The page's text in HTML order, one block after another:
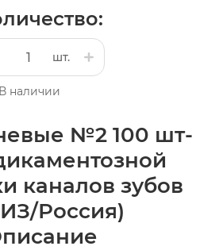
№2 100 шт-
каналов зубов
Россия)
шт.
В наличии